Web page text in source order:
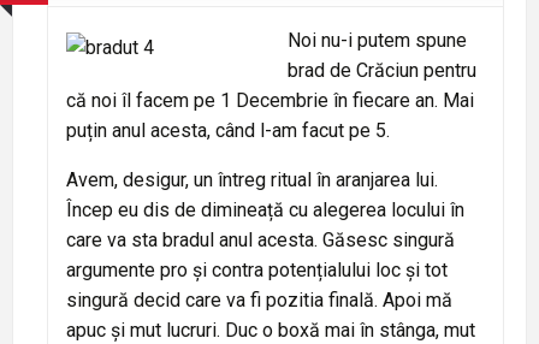
Noi nu-i putem spune
brad de Crăciun pentru
că noi îl facem pe 1 Decembrie în fiecare an. Mai
puțin anul acesta, când l-am facut pe 5.
Avem, desigur, un întreg ritual în aranjarea lui.
Încep eu dis de dimineață cu alegerea locului în
care va sta bradul anul acesta. Găsesc singură
argumente pro și contra potențialului loc și tot
singură decid care va fi pozitia finală. Apoi mă
apuc și mut lucruri. Duc o boxă mai în stânga, mut